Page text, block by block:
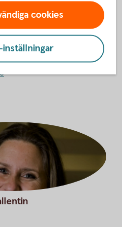
cookies
inställningar